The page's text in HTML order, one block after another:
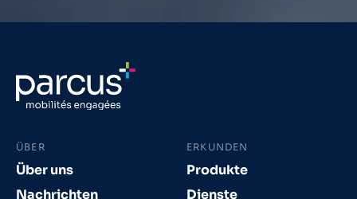
ÜBER
Über uns
Nachrichten
ERKUNDEN
Produkte
Dienste